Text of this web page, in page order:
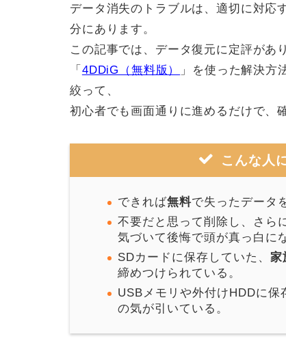
データ消失のトラブルは、適切に対応
分にあります。
この記事では、データ復元に定評があ
「 4DDiG（無料版）
」を使った解決方
絞って、
初心者でも画面通りに進めるだけで、
こんな人
できれば無料で失ったデータ
不要だと思って削除し、さら
気づいて後悔で頭が真っ白に
SDカードに保存していた、家
締めつけられている。
USBメモリや外付けHDDに保
の気が引いている。